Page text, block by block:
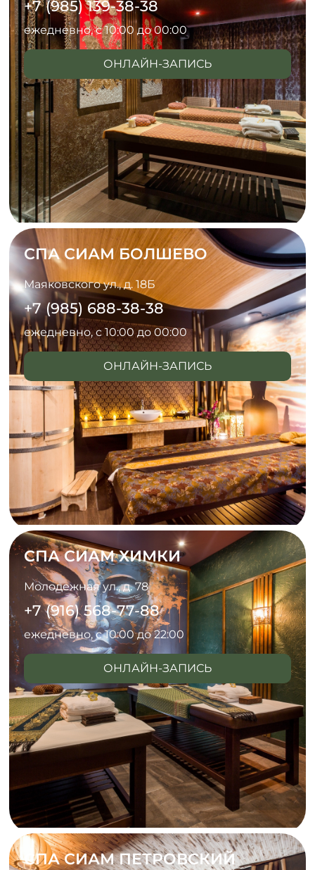
+7 (985) 139-38-38
ежедневно, с 10:00 до 00:00
ОНЛАЙН-ЗАПИСЬ
СПА СИАМ БОЛШЕВО
Маяковского ул., д. 18Б
+7 (985) 688-38-38
ежедневно, с 10:00 до 00:00
ОНЛАЙН-ЗАПИСЬ
СПА СИАМ ХИМКИ
Молодежная ул., д. 78
+7 (916) 568-77-88
ежедневно, с 10:00 до 22:00
ОНЛАЙН-ЗАПИСЬ
СПА СИАМ ПЕТРОВСКИЙ